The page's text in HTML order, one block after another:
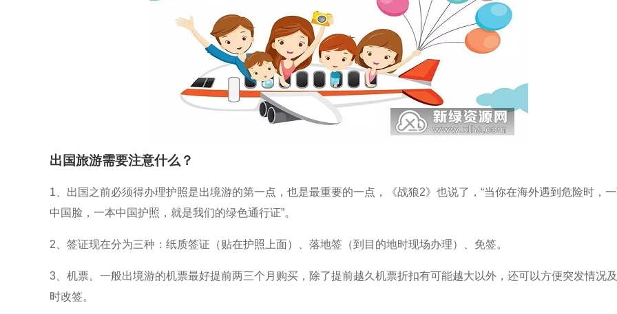
出国旅游需要注意什么？
1、出国之前必须得办理护照是出境游的第一点，也是最重要的一点，《战狼2》也说了，“当你在海外遇到危险时，
中国脸，一本中国护照，就是我们的绿色通行证”。
2、签证现在分为三种：纸质签证（贴在护照上面）、落地签（到目的地时现场办理）、免签。
3、机票。一般出境游的机票最好提前两三个月购买，除了提前越久机票折扣有可能越大以外，还可以方便突发情况及
时改签。